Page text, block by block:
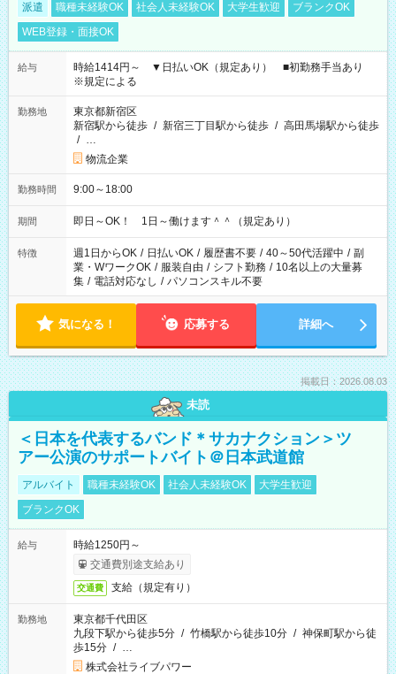
派遣 職種未経験OK 社会人未経験OK 大学生歓迎
ブランクOK
WEB登録・面接OK
給与
時給1414円～ ▼日払いOK（規定あり） ■初勤務手当あり
※規定による
勤務地
東京都新宿区
新宿駅から徒歩 / 新宿三丁目駅から徒歩 / 高田馬場駅から徒歩
/ …
物流企業
勤務時間 9:00～18:00
期間 即日～OK！ 1日～働けます＾＾（規定あり）
特徴 週1日からOK / 日払いOK / 履歴書不要 / 40～50代活躍中 / 副
業・WワークOK / 服装自由 / シフト勤務 / 10名以上の大量募
集 / 電話対応なし / パソコンスキル不要
気になる！ 応募する 詳細へ
掲載日：2026.08.03
未読
＜日本を代表するバンド＊サカナクション＞ツ
アー公演のサポートバイト＠日本武道館
アルバイト 職種未経験OK 社会人未経験OK
大学生歓迎
ブランクOK
給与
時給1250円～
交通費別途支給あり
交通費 支給（規定有り）
勤務地
東京都千代田区
九段下駅から徒歩5分 / 竹橋駅から徒歩10分 / 神保町駅から徒
歩15分 / …
株式会社ライブパワー